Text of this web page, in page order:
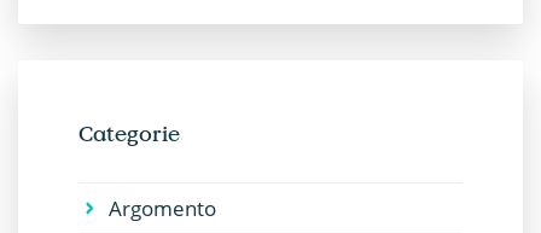
Categorie
Argomento